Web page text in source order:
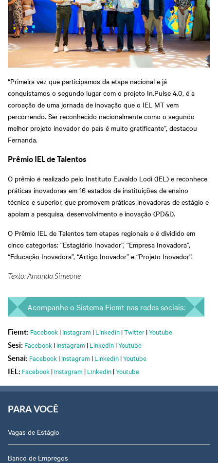
“Primeira vez que participamos da etapa nacional e já
conquistamos o segundo lugar com o projeto In.Pulse 4.0, é a
coroação de uma jornada de inovação que o IEL MT vem
percorrendo. Ser reconhecido nacionalmente como o segundo
melhor projeto inovador do país é muito gratificante”, destacou
Fernanda.
Prêmio IEL de Talentos
O prêmio é realizado pelo Instituto Euvaldo Lodi (IEL) e reconhece
práticas inovadoras em 16 estados de instituições de ensino
técnico e superior, que promovem práticas inovadoras de estágio e
apoiam a pesquisa, desenvolvimento e inovação (PD&I).
O Prêmio IEL de Talentos tem etapas regionais e é dividido em
cinco categorias: “Estagiário Inovador”, “Empresa Inovadora”,
“Educação Inovadora”, “Artigo Inovador” e “Projeto Inovador”.
Texto: Amanda Simeone
Acompanhe o Sistema Fiemt nas redes sociais:
Fiemt: Facebook | Instagram | Linkedin |Twitter |Youtube
Sesi: Facebook | Instagram | Linkedin |Youtube
Senai: Facebook | Instagram | Linkedin |Youtube
IEL: Facebook | Instagram | Linkedin |Youtube
PARA VOCÊ
Vagas de Estágio
Banco de Empregos